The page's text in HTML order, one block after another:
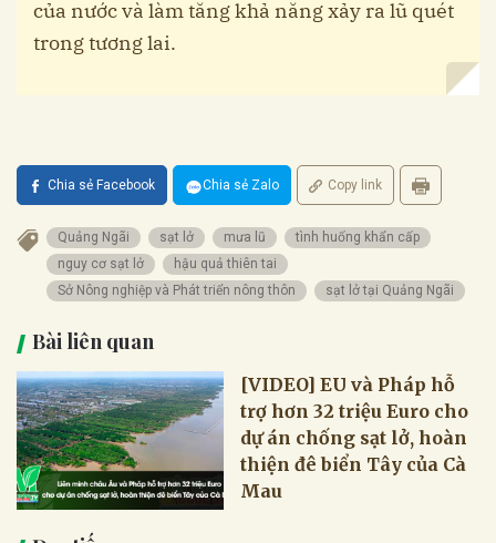
của nước và làm tăng khả năng xảy ra lũ quét
trong tương lai.
Chia sẻ Facebook Chia sẻ Zalo Copy link
Quảng Ngãi sạt lở mưa lũ
tình huống khẩn cấp
nguy cơ sạt lở
hậu quả thiên tai
Sở Nông nghiệp và Phát triển nông thôn
sạt lở tại Quảng Ngãi
Bài liên quan
[VIDEO] EU và Pháp hỗ
trợ hơn 32 triệu Euro cho
dự án chống sạt lở, hoàn
thiện đê biển Tây của Cà
Mau